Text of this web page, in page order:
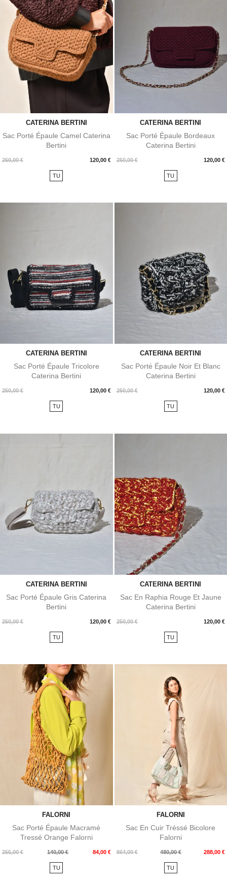
CATERINA BERTINI
Sac Porté Épaule Camel Caterina
Bertini
250,00 € 120,00 €
Prix
TU
CATERINA BERTINI
Sac Porté Épaule Bordeaux
Caterina Bertini
250,00 € 120,00 €
Prix
TU
CATERINA BERTINI
Sac Porté Épaule Tricolore
Caterina Bertini
250,00 € 120,00 €
Prix
TU
CATERINA BERTINI
Sac Porté Épaule Noir Et Blanc
Caterina Bertini
250,00 € 120,00 €
Prix
TU
CATERINA BERTINI
Sac Porté Épaule Gris Caterina
Bertini
250,00 € 120,00 €
Prix
TU
CATERINA BERTINI
Sac En Raphia Rouge Et Jaune
Caterina Bertini
250,00 € 120,00 €
Prix
TU
FALORNI
Sac Porté Épaule Macramé
Tressé Orange Falorni
255,00 €
Prix
140,00 € 84,00 €
Prix
TU
FALORNI
Sac En Cuir Tréssé Bicolore
Falorni
864,00 €
Prix
480,00 € 288,00 €
Prix
TU